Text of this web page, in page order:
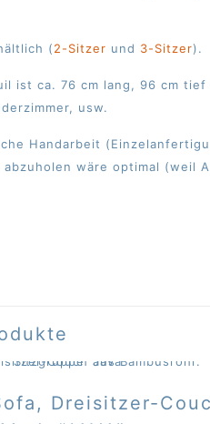
(2-Sitzer und 3-Sitzer).
ist ca. 76 cm lang, 96 cm
usw.
Handarbeit
abzuholen wäre optimal (weil
Dreisitzer-